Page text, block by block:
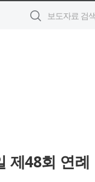
제48회 연례